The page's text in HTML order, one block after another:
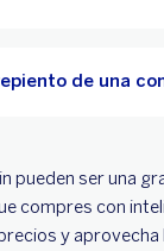
de una
pueden ser una
compres con
y aprovecha